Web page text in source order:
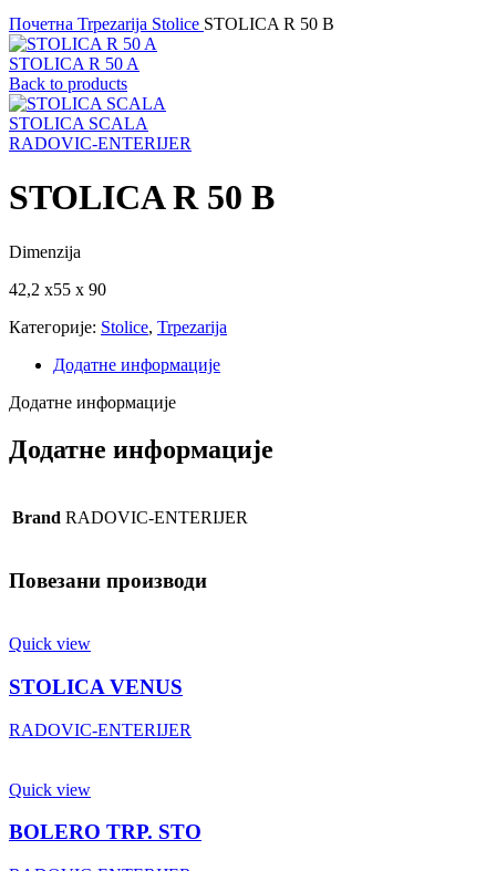
Почетна Trpezarija Stolice STOLICA R 50 B
STOLICA R 50 A
Back to products
STOLICA SCALA
RADOVIC-ENTERIJER
STOLICA R 50 B
Dimenzija
42,2 x55 x 90
Категорије: Stolice, Trpezarija
Додатне информације
Додатне информације
Додатне информације
Brand RADOVIC-ENTERIJER
Повезани производи
Quick view
STOLICA VENUS
RADOVIC-ENTERIJER
Quick view
BOLERO TRP. STO